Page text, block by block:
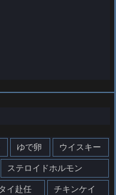
ゆで卵 ウイスキー
ステロイドホルモン
タイ赴任 チキンケイ